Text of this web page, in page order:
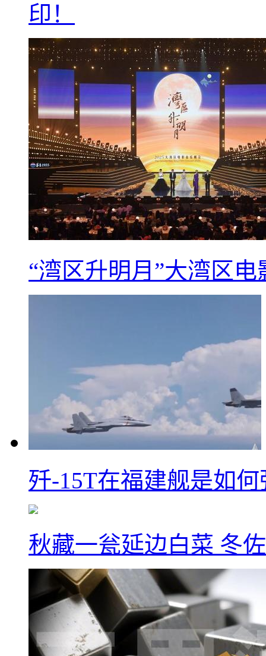
印！
“湾区升明月”大湾区
歼-15T在福建舰是如
秋藏一瓮延边白菜 冬